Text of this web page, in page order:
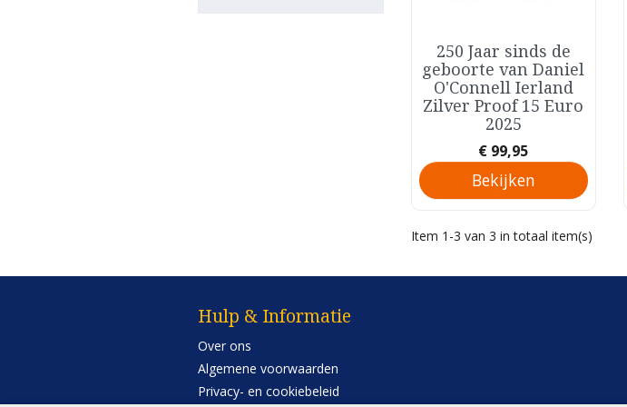
Snel bekijken
250 Jaar sinds de
geboorte van Daniel
O'Connell Ierland
Zilver Proof 15 Euro
2025
Prijs
€ 99,95
Bekijken
Item 1-3 van 3 in totaal item(s)
Hulp & Informatie
Over ons
Algemene voorwaarden
Privacy- en cookiebeleid